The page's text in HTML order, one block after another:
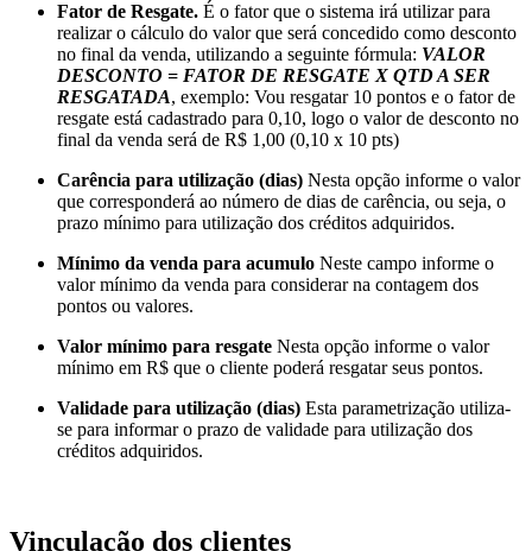
Fator de Resgate. É o fator que o sistema irá utilizar para
realizar o cálculo do valor que será concedido como desconto
no final da venda, utilizando a seguinte fórmula: VALOR
DESCONTO = FATOR DE RESGATE X QTD A SER
RESGATADA, exemplo: Vou resgatar 10 pontos e o fator de
resgate está cadastrado para 0,10, logo o valor de desconto no
final da venda será de R$ 1,00 (0,10 x 10 pts)
Carência para utilização (dias) Nesta opção informe o valor
que corresponderá ao número de dias de carência, ou seja, o
prazo mínimo para utilização dos créditos adquiridos.
Mínimo da venda para acumulo Neste campo informe o
valor mínimo da venda para considerar na contagem dos
pontos ou valores.
Valor mínimo para resgate Nesta opção informe o valor
mínimo em R$ que o cliente poderá resgatar seus pontos.
Validade para utilização (dias) Esta parametrização utiliza-
se para informar o prazo de validade para utilização dos
créditos adquiridos.
Vinculação dos clientes